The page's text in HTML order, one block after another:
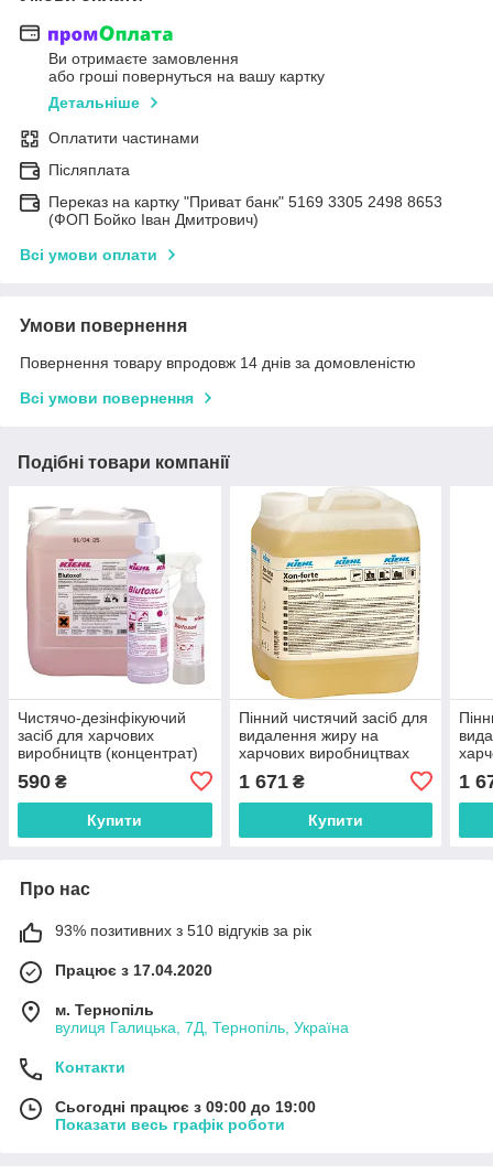
Ви отримаєте замовлення
або гроші повернуться на вашу картку
Детальніше
Оплатити частинами
Післяплата
Переказ на картку "Приват банк" 5169 3305 2498 8653
(ФОП Бойко Іван Дмитрович)
Всі умови оплати
Умови повернення
Повернення товару впродовж 14 днів за домовленістю
Всі умови повернення
Подібні товари компанії
Чистячо-дезінфікуючий
засіб для харчових
виробництв (концентрат)
590 ₴
Купити
Пінний чистячий засіб для
видалення жиру на
харчових виробництвах
1 671₴
Купити
1
Про нас
93% позитивних з 510 відгуків за рік
Працює з 17.04.2020
м. Тернопіль
вулиця Галицька, 7Д, Тернопіль, Україна
Контакти
Сьогодні працює з 09:00 до 19:00
Показати весь графік роботи